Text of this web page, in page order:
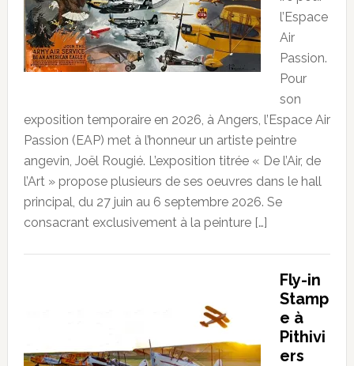
l’Espace
Air
Passion.
Pour
son
exposition temporaire en 2026, à Angers, l’Espace Air
Passion (EAP) met à l’honneur un artiste peintre
angevin, Joël Rougié. L’exposition titrée « De l’Air, de
l’Art » propose plusieurs de ses oeuvres dans le hall
principal, du 27 juin au 6 septembre 2026. Se
consacrant exclusivement à la peinture […]
Fly-in
Stamp
e à
Pithivi
ers